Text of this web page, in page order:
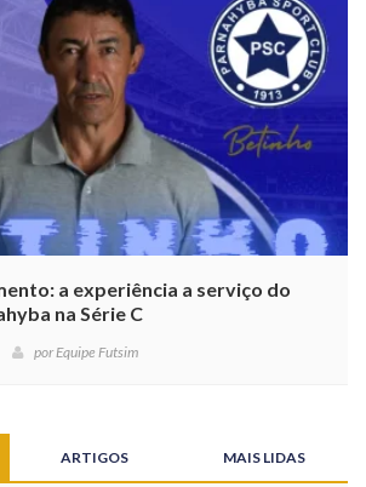
a experiência a serviço do
na Série C
porEquipe Futsim
ARTIGOS MAIS LIDAS